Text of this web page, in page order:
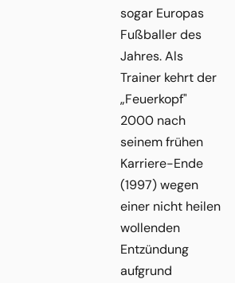
sogar Europas
Fußballer des
Jahres. Als
Trainer kehrt der
„Feuerkopf"
2000 nach
seinem frühen
Karriere-Ende
(1997) wegen
einer nicht heilen
wollenden
Entzündung
aufgrund